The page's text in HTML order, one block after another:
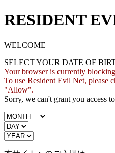
RESIDENT
WELCOME
SELECT YOUR DATE OF
Your browser is currently
To use Resident Evil Net, please
"Allow".
Sorry, we can't grant you access